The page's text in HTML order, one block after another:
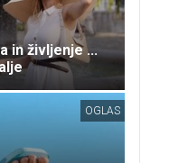
in življenje ...
OGLAS